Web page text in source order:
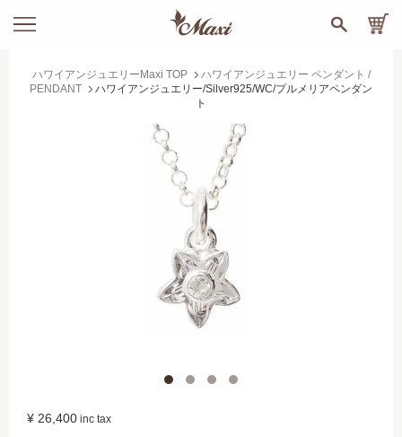
ハワイアンジュエリーMaxi TOP
ハワイアンジュエリー ペンダント /
PENDANT
ハワイアンジュエリー/Silver925/WC/プルメリアペンダン
ト
¥ 26,400